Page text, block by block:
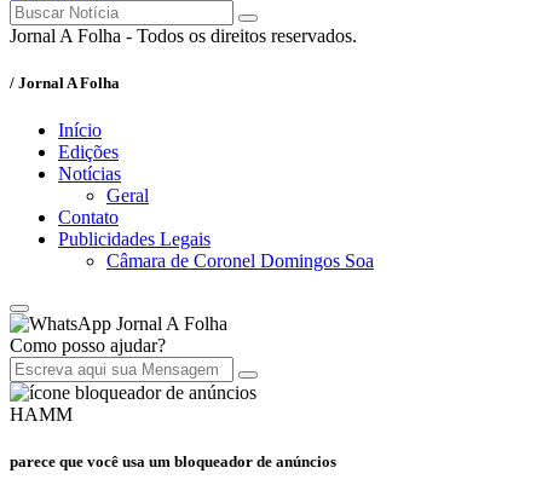
Jornal A Folha - Todos os direitos reservados.
/ Jornal A Folha
Início
Edições
Notícias
Geral
Contato
Publicidades Legais
Câmara de Coronel Domingos Soa
Jornal A Folha
Como posso ajudar?
HAMM
parece que você usa um bloqueador de anúncios